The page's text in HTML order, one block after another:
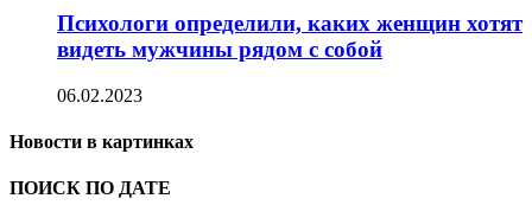
Психологи определили, каких женщин хотят
видеть мужчины рядом с собой
06.02.2023
Новости в картинках
ПОИСК ПО ДАТЕ